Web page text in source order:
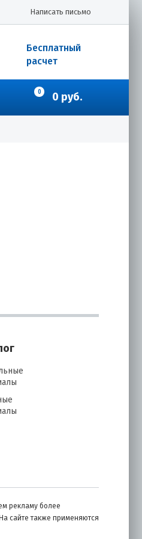
Написать письмо
Бесплатный
расчет
0 0 руб.
рекламу более
сайте также применяются